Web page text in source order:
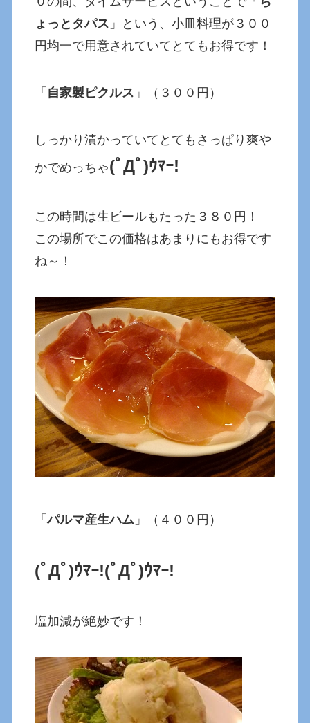
ょっとタパス 」という、小皿料理が３００
円均一で用意されていてとてもお得です！
「 自家製ピクルス 」（３００円）
しっかり漬かっていてとてもさっぱり爽や
かでめっちゃ(ﾟДﾟ)ｳﾏｰ!
この時間は生ビールもたった３８０円！
この場所でこの価格はあまりにもお得です
ね～！
「パルマ産生ハム 」（４００円）
(ﾟДﾟ)ｳﾏｰ!(ﾟДﾟ)ｳﾏｰ!
塩加減が絶妙です！